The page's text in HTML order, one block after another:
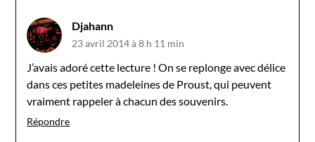
Djahann
23 avril 2014 à 8 h 11 min
J’avais adoré cette lecture ! On se replonge avec délice
dans ces petites madeleines de Proust, qui peuvent
vraiment rappeler à chacun des souvenirs.
Répondre